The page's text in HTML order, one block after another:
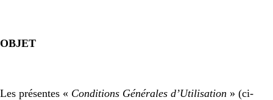
OBJET
Les présentes « Conditions Générales d’Utilisation » (ci-